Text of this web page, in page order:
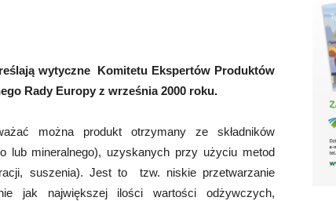
wytyczne Komitetu Ekspertów Produktów
Rady Europy z września 2000 roku.
można produkt otrzymany ze składników
lub mineralnego), uzyskanych przy użyciu metod
suszenia). Jest to tzw. niskie przetwarzanie
jak największej ilości wartości odżywczych,